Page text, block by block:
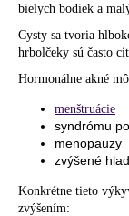
bielych bodiek a
Cysty sa tvoria
hrbolčeky sú často
Hormonálne akné
menštruácie
syndrómu
menopauzy
zvýšené
Konkrétne tieto
zvýšením: